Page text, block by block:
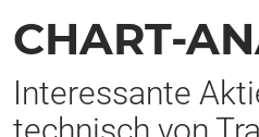
CHART-
Interessante
technisch von